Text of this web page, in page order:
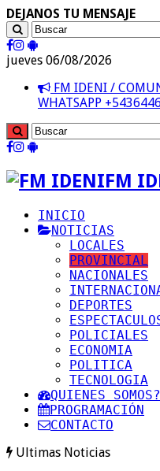
DEJANOS TU MENSAJE
jueves 06/08/2026
FM IDENI /
WHATSAPP
FM
INICIO
NOTICIAS
LOCALES
PROVINCIAL
NACIONALES
DEPORTES
POLICIALES
ECONOMIA
POLITICA
TECNOLOGIA
QUIENES SOMOS?
PROGRAMACIÓN
CONTACTO
Ultimas Noticias